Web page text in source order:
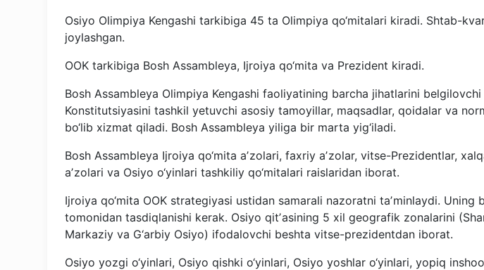
Osiyo Olimpiya Kengashi tarkibiga 45 ta Olimpiya qo‘mitalari kiradi. Shtab-
joylashgan.
OOK tarkibiga Bosh Assambleya, Ijroiya qo‘mita va Prezident kiradi.
Bosh Assambleya Olimpiya Kengashi faoliyatining barcha jihatlarini
Konstitutsiyasini tashkil yetuvchi asosiy tamoyillar, maqsadlar, qoidalar va
bo‘lib xizmat qiladi. Bosh Assambleya yiliga bir marta yig‘iladi.
Bosh Assambleya Ijroiya qo‘mita aʼzolari, faxriy aʼzolar, vitse-Prezidentlar,
aʼzolari va Osiyo o‘yinlari tashkiliy qo‘mitalari raislaridan iborat.
Ijroiya qo‘mita OOK strategiyasi ustidan samarali nazoratni taʼminlaydi. Uning
tomonidan tasdiqlanishi kerak. Osiyo qitʼasining 5 xil geografik zonalarini
Markaziy va G‘arbiy Osiyo) ifodalovchi beshta vitse-prezidentdan iborat.
Osiyo yozgi o‘yinlari, Osiyo qishki o‘yinlari, Osiyo yoshlar o‘yinlari, yopiq